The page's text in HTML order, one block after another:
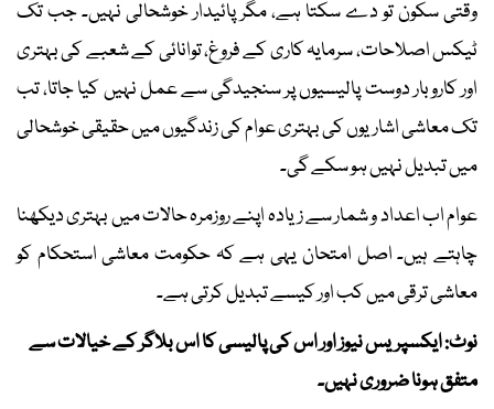
وقتی سکون تو دے سکتا ہے، مگر پائیدار خوشحالی نہیں۔ جب تک
ٹیکس اصلاحات، سرمایہ کاری کے فروغ، توانائی کے شعبے کی بہتری
اور کاروبار دوست پالیسیوں پر سنجیدگی سے عمل نہیں کیا جاتا، تب
تک معاشی اشاریوں کی بہتری عوام کی زندگیوں میں حقیقی خوشحالی
میں تبدیل نہیں ہو سکے گی۔
عوام اب اعداد و شمار سے زیادہ اپنے روزمرہ حالات میں بہتری دیکھنا
چاہتے ہیں۔ اصل امتحان یہی ہے کہ حکومت معاشی استحکام کو
معاشی ترقی میں کب اور کیسے تبدیل کرتی ہے۔
نوٹ: ایکسپریس نیوز اور اس کی پالیسی کا اس بلاگر کے خیالات سے
متفق ہونا ضروری نہیں۔